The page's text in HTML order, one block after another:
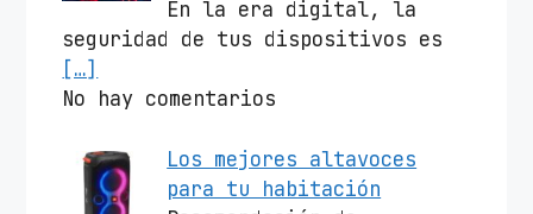
En la era digital, la
seguridad de tus dispositivos es
[…]
No hay comentarios
Los mejores altavoces
para tu habitación